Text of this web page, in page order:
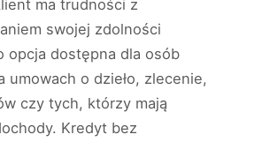
ma trudności z
swojej zdolności
opcja dostępna dla osób
umowach o dzieło, zlecenie,
czy tych, którzy mają
Kredyt bez